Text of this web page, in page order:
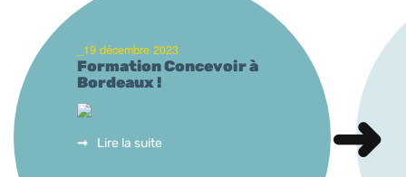
_19 décembre 2023
Formation Concevoir à
Bordeaux !
Lire la suite